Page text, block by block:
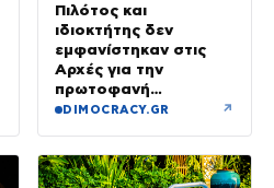
Πιλότος και
ιδιοκτήτης δεν
εμφανίστηκαν στις
Αρχές για την
πρωτοφανή
προσγείωση του
DIMOCRACY.GR ↗